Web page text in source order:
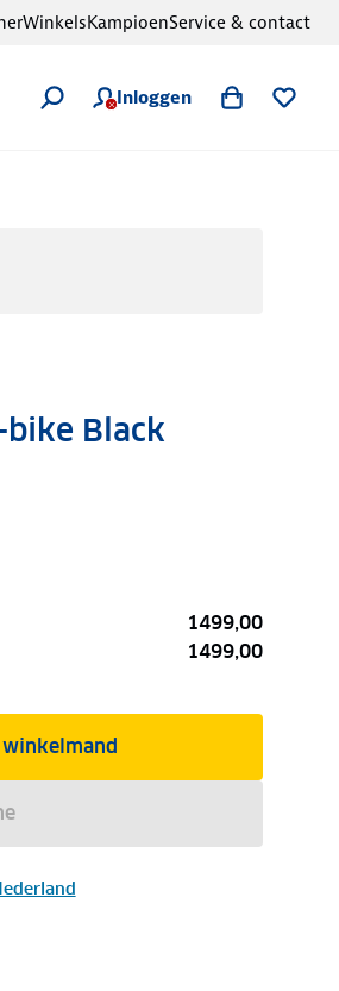
Inloggen
WinkelsKampioenService & contact
bike Black
1499,00
1499,00